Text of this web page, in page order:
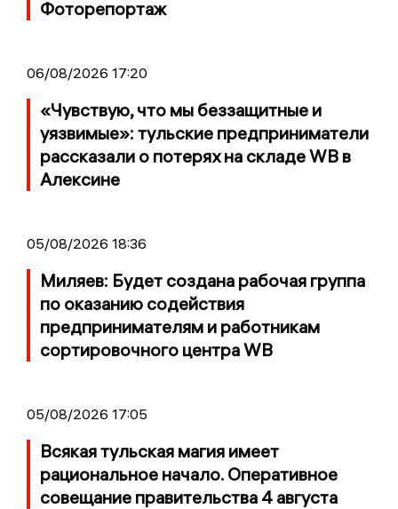
Фоторепортаж
06/08/2026 17:20
«Чувствую, что мы беззащитные и
уязвимые»: тульские предприниматели
рассказали о потерях на складе WB в
Алексине
05/08/2026 18:36
Миляев: Будет создана рабочая группа
по оказанию содействия
предпринимателям и работникам
сортировочного центра WB
05/08/2026 17:05
Всякая тульская магия имеет
рациональное начало. Оперативное
совещание правительства 4 августа